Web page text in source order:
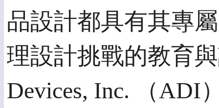
品設計都具有其專
理設計挑戰的教育
Devices, Inc. （ADI